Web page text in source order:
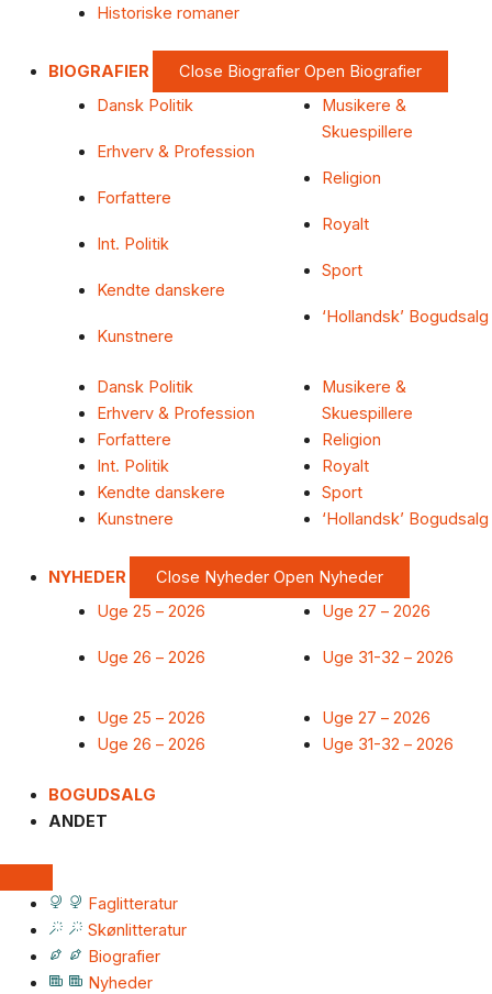
Historiske romaner
BIOGRAFIER Close Biografier Open Biografier
Dansk Politik
Erhverv & Profession
Forfattere
Int. Politik
Kendte danskere
Kunstnere
Musikere &
Skuespillere
Religion
Royalt
Sport
‘Hollandsk’ Bogudsalg
Dansk Politik
Erhverv & Profession
Forfattere
Int. Politik
Kendte danskere
Kunstnere
Musikere &
Skuespillere
Religion
Royalt
Sport
‘Hollandsk’ Bogudsalg
NYHEDER Close Nyheder Open Nyheder
Uge 25 – 2026
Uge 26 – 2026
Uge 27 – 2026
Uge 31-32 – 2026
Uge 25 – 2026
Uge 26 – 2026
Uge 27 – 2026
Uge 31-32 – 2026
BOGUDSALG
ANDET
Faglitteratur
Skønlitteratur
Biografier
Nyheder